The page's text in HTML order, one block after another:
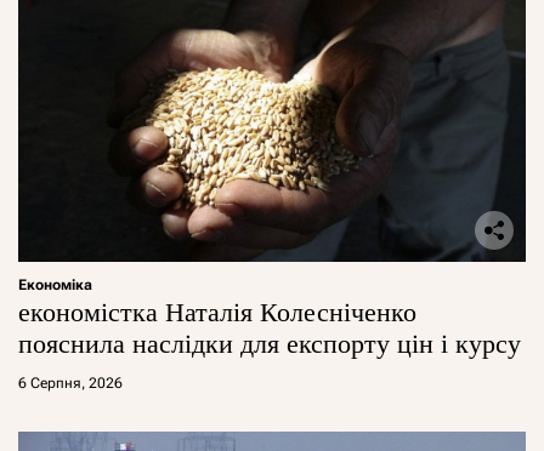
Економіка
економістка Наталія Колесніченко
пояснила наслідки для експорту цін і курсу
6 Серпня, 2026